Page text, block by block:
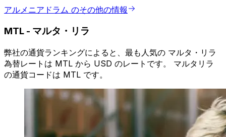
アルメニアドラム のその他の情報
MTL - マルタ・リラ
弊社の通貨ランキングによると、最も人気の マルタ・リラ
為替レートは MTL から USD のレートです。 マルタリラ
の通貨コードは MTL です。